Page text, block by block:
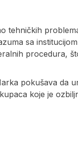
tehničkih
sa
procedura,
pokušava da
koje je